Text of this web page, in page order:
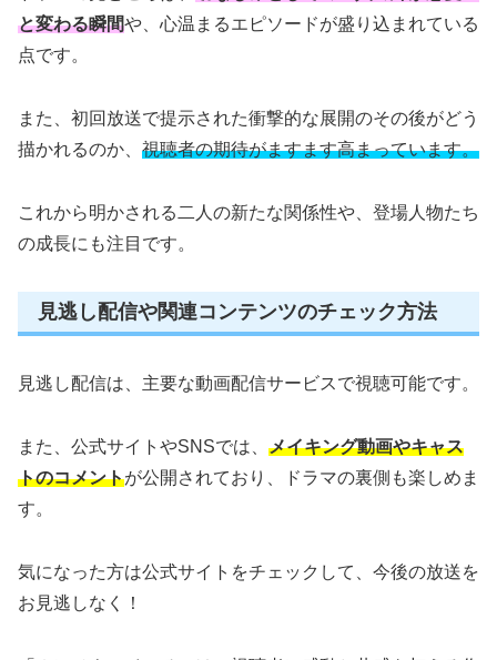
と変わる瞬間や、心温まるエピソードが盛り込まれている
点です。
また、初回放送で提示された衝撃的な展開のその後がどう
描かれるのか、 視聴者の期待がますます高まっています。
これから明かされる二人の新たな関係性や、登場人物たち
の成長にも注目です。
見逃し配信や関連コンテンツのチェック方法
見逃し配信は、主要な動画配信サービスで視聴可能です。
また、公式サイトやSNSでは、 メイキング動画やキャス
トのコメントが公開されており、ドラマの裏側も楽しめま
す。
気になった方は公式サイトをチェックして、今後の放送を
お見逃しなく！